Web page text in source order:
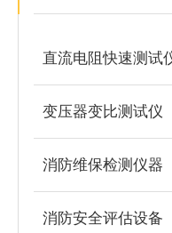
直流电阻快速测试
变压器变比测试仪
消防维保检测仪器
消防安全评估设备